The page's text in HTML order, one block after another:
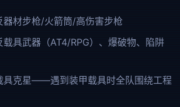
器材步枪/火箭筒/高伤害步枪
载具武器（AT4/RPG）、爆破物、陷阱
具克星——遇到装甲载具时全队围绕工程